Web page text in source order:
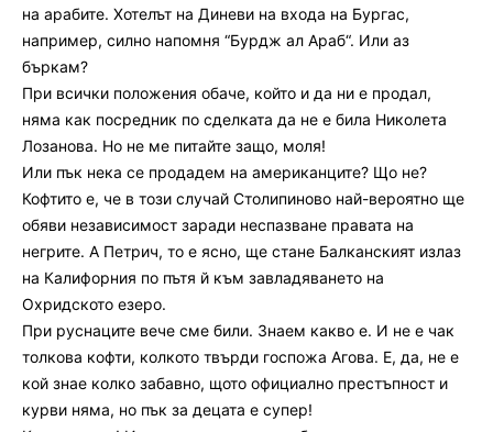
на арабите. Хотелът на Диневи на входа на Бургас,
например, силно напомня “Бурдж ал Араб“. Или аз
бъркам?
При всички положения обаче, който и да ни е продал,
няма как посредник по сделката да не е била Николета
Лозанова. Но не ме питайте защо, моля!
Или пък нека се продадем на американците? Що не?
Кофтито е, че в този случай Столипиново най-вероятно ще
обяви независимост заради неспазване правата на
негрите. А Петрич, то е ясно, ще стане Балканският излаз
на Калифорния по пътя й към завладяването на
Охридското езеро.
При руснаците вече сме били. Знаем какво е. И не е чак
толкова кофти, колкото твърди госпожа Агова. Е, да, не е
кой знае колко забавно, щото официално престъпност и
курви няма, но пък за децата е супер!